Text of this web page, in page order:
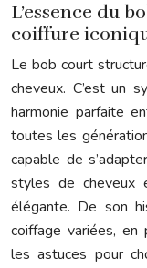
L’essence du
coiffure
Le bob court
cheveux. C’est un
harmonie parfaite
toutes les
capable de
styles de cheveux
élégante. De son
coiffage variées, en
les astuces pour